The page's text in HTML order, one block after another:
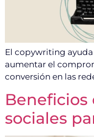
El copywriting
aumentar el
conversión en las
Beneficios
sociales